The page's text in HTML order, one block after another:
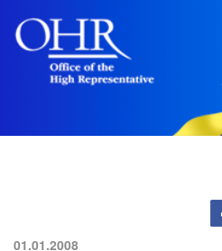
01.01.2008